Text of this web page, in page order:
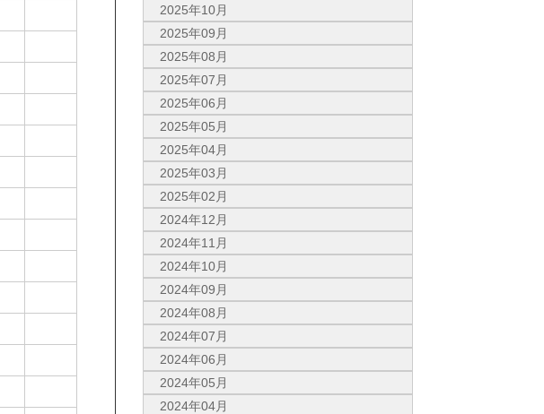
2025年10月
2025年09月
2025年08月
2025年07月
2025年06月
2025年05月
2025年04月
2025年03月
2025年02月
2024年12月
2024年11月
2024年10月
2024年09月
2024年08月
2024年07月
2024年06月
2024年05月
2024年04月